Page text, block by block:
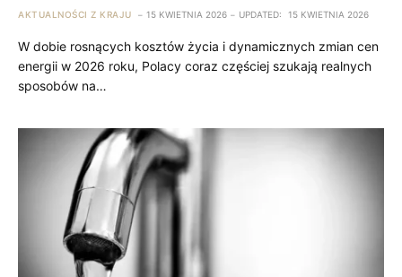
AKTUALNOŚCI Z KRAJU 15 KWIETNIA 2026 UPDATED: 15 KWIETNIA 2026
W dobie rosnących kosztów życia i dynamicznych zmian cen
energii w 2026 roku, Polacy coraz częściej szukają realnych
sposobów na…